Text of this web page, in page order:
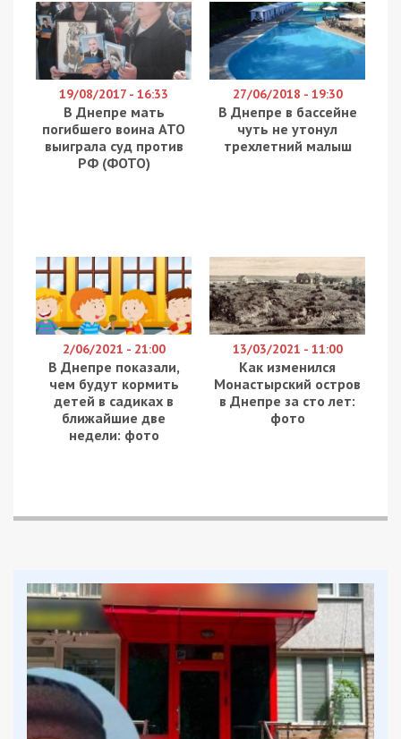
19/08/2017 - 16:33
В Днепре мать
погибшего воина АТО
выиграла суд против
РФ (ФОТО)
27/06/2018 - 19:30
В Днепре в бассейне
чуть не утонул
трехлетний малыш
2/06/2021 - 21:00
В Днепре показали,
чем будут кормить
детей в садиках в
ближайшие две
недели: фото
13/03/2021 - 11:00
Как изменился
Монастырский остров
в Днепре за сто лет:
фото